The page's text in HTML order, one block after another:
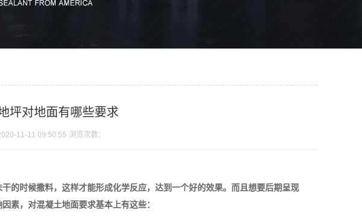
坪对地面有哪些要求
11-11 09:50:55 浏览次数：
的时候撒料，这样才能形成化学反应，达到一个好的效果。而且想要后期呈现
素，对混凝土地面要求基本上有这些：